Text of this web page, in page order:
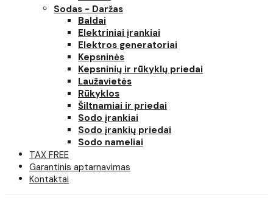
Sodas - Daržas
Baldai
Elektriniai įrankiai
Elektros generatoriai
Kepsninės
Kepsninių ir rūkyklų priedai
Laužavietės
Rūkyklos
Šiltnamiai ir priedai
Sodo įrankiai
Sodo įrankių priedai
Sodo nameliai
TAX FREE
Garantinis aptarnavimas
Kontaktai